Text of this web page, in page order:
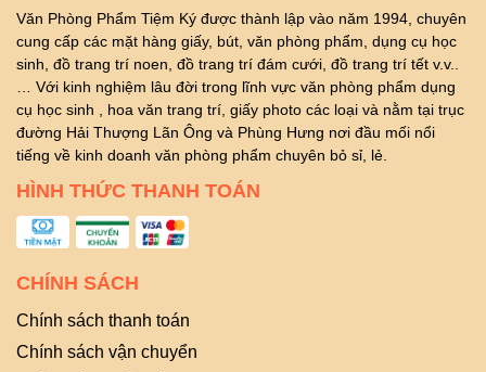
Văn Phòng Phẩm Tiệm Ký được thành lập vào năm 1994, chuyên
cung cấp các mặt hàng giấy, bút, văn phòng phẩm, dụng cụ học
sinh, đồ trang trí noen, đồ trang trí đám cưới, đồ trang trí tết v.v..
… Với kinh nghiệm lâu đời trong lĩnh vực văn phòng phẩm dụng
cụ học sinh , hoa văn trang trí, giấy photo các loại và nằm tại trục
đường Hải Thượng Lãn Ông và Phùng Hưng nơi đầu mối nổi
tiếng về kinh doanh văn phòng phẩm chuyên bỏ sỉ, lẻ.
HÌNH THỨC THANH TOÁN
CHÍNH SÁCH
Chính sách thanh toán
Chính sách vận chuyển